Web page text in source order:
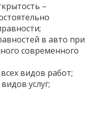
–
в авто при
современного
видов работ;
услуг;